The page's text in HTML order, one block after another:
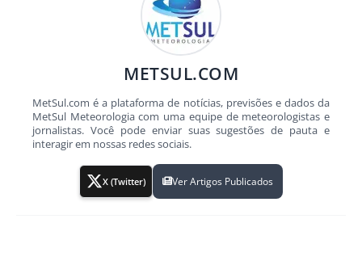
METSUL.COM
MetSul.com é a plataforma de notícias, previsões e dados da
MetSul Meteorologia com uma equipe de meteorologistas e
jornalistas. Você pode enviar suas sugestões de pauta e
interagir em nossas redes sociais.
X (Twitter) Ver Artigos Publicados